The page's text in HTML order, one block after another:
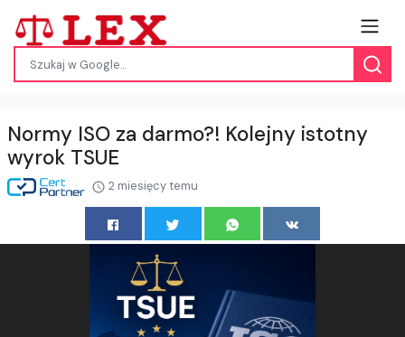
Normy ISO za darmo?! Kolejny istotny
wyrok TSUE
2 miesięcy temu